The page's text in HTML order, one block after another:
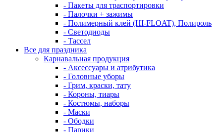
- Пакеты для траспортировки
- Палочки + зажимы
- Полимерный клей (HI-FLOAT), Полироль
- Светодиоды
- Тассел
Все для праздника
Карнавальная продукция
- Аксессуары и атрибутика
- Головные уборы
- Грим, краски, тату
- Короны, тиары
- Костюмы, наборы
- Маски
- Ободки
- Парики